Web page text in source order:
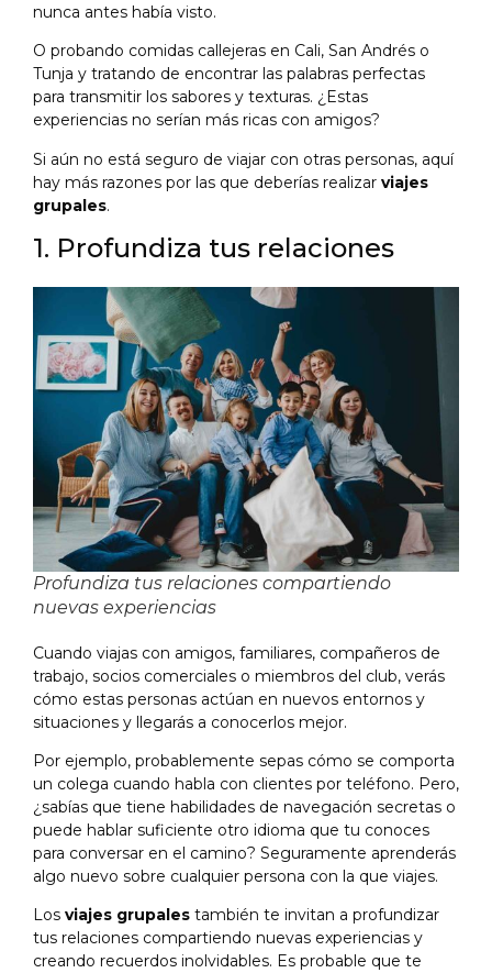
nunca antes había visto.
O probando comidas callejeras en Cali, San Andrés o
Tunja y tratando de encontrar las palabras perfectas
para transmitir los sabores y texturas. ¿Estas
experiencias no serían más ricas con amigos?
Si aún no está seguro de viajar con otras personas, aquí
hay más razones por las que deberías realizar viajes
grupales.
1. Profundiza tus relaciones
Profundiza tus relaciones compartiendo
nuevas experiencias
Cuando viajas con amigos, familiares, compañeros de
trabajo, socios comerciales o miembros del club, verás
cómo estas personas actúan en nuevos entornos y
situaciones y llegarás a conocerlos mejor.
Por ejemplo, probablemente sepas cómo se comporta
un colega cuando habla con clientes por teléfono. Pero,
¿sabías que tiene habilidades de navegación secretas o
puede hablar suficiente otro idioma que tu conoces
para conversar en el camino? Seguramente aprenderás
algo nuevo sobre cualquier persona con la que viajes.
Los viajes grupales también te invitan a profundizar
tus relaciones compartiendo nuevas experiencias y
creando recuerdos inolvidables. Es probable que te